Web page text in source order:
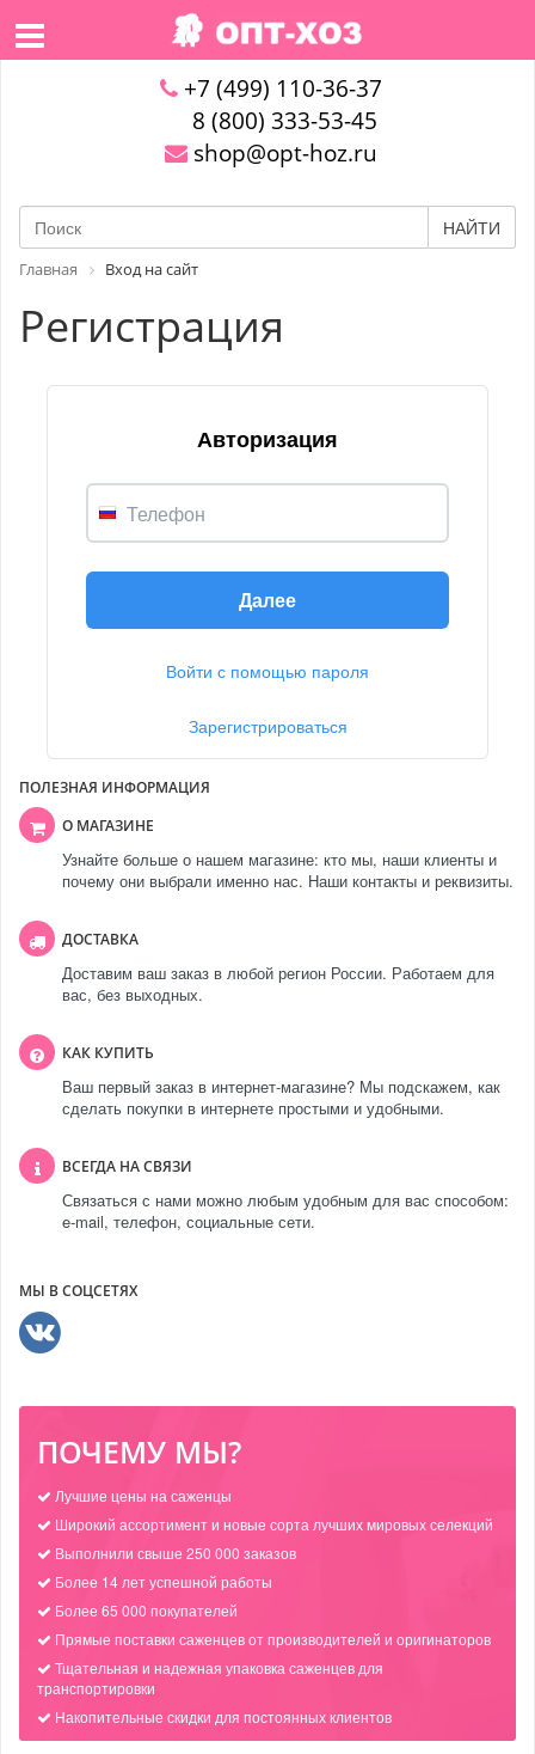
+7 (499) 110-36-37
8 (800) 333-53-45
shop@opt-hoz.ru
НАЙТИ
Главная Вход на сайт
Регистрация
Авторизация
Телефон
Далее
Войти с помощью пароля
Зарегистрироваться
ПОЛЕЗНАЯ ИНФОРМАЦИЯ
О МАГАЗИНЕ
Узнайте больше о нашем магазине: кто мы, наши клиенты и
почему они выбрали именно нас. Наши контакты и реквизиты.
ДОСТАВКА
Доставим ваш заказ в любой регион России. Работаем для
вас, без выходных.
КАК КУПИТЬ
Ваш первый заказ в интернет-магазине? Мы подскажем, как
сделать покупки в интернете простыми и удобными.
ВСЕГДА НА СВЯЗИ
Связаться с нами можно любым удобным для вас способом:
e-mail, телефон, социальные сети.
МЫ В СОЦСЕТЯХ
ПОЧЕМУ МЫ?
Лучшие цены на саженцы
Широкий ассортимент и новые сорта лучших мировых селекций
Выполнили свыше 250 000 заказов
Более 14 лет успешной работы
Более 65 000 покупателей
Прямые поставки саженцев от производителей и оригинаторов
Тщательная и надежная упаковка саженцев для
транспортировки
Накопительные скидки для постоянных клиентов